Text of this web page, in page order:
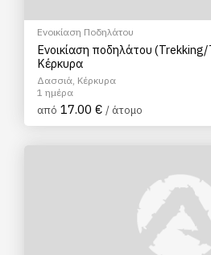
Ενοικίαση Ποδηλάτου
Ενοικίαση ποδηλάτου
Κέρκυρα
Δασσιά, Κέρκυρα
1 ημέρα
από 17.00 € / άτομο